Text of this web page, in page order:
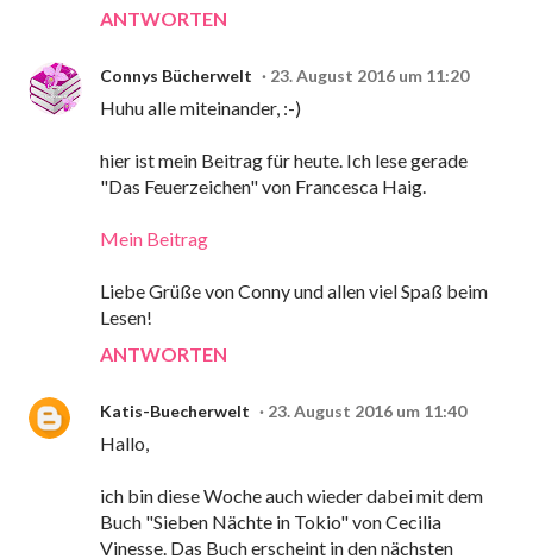
ANTWORTEN
Connys Bücherwelt 23. August 2016 um 11:20
Huhu alle miteinander, :-)
hier ist mein Beitrag für heute. Ich lese gerade
"Das Feuerzeichen" von Francesca Haig.
Mein Beitrag
Liebe Grüße von Conny und allen viel Spaß beim
Lesen!
ANTWORTEN
Katis-Buecherwelt 23. August 2016 um 11:40
Hallo,
ich bin diese Woche auch wieder dabei mit dem
Buch "Sieben Nächte in Tokio" von Cecilia
Vinesse. Das Buch erscheint in den nächsten